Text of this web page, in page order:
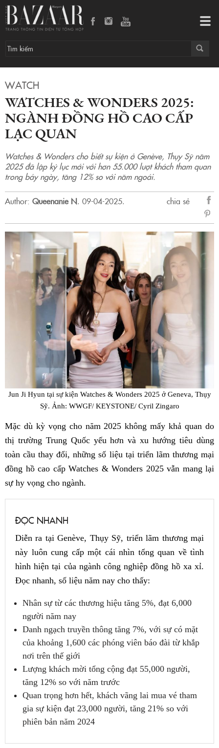
WATCH
WATCHES & WONDERS 2025:
NGÀNH ĐỒNG HỒ CAO CẤP
LẠC QUAN
Watches & Wonders cho biết sự kiện ở Genève, Thụy Sỹ năm
2025 đã lập kỷ lục mới với hơn 55.000 lượt khách tham quan
trong bảy ngày, tăng 12% so với năm ngoái.
Author: Queenanie N. 09-04-2025.
chia sẻ
sẻ
Jun Ji Hyun tại sự kiện Watches & Wonders 2025 ở Geneva, Thụy
Sỹ. Ảnh: WWGF/ KEYSTONE/ Cyril Zingaro
Mặc dù kỳ vọng cho năm 2025 không mấy khả quan do
thị trường Trung Quốc yếu hơn và xu hướng tiêu dùng
toàn cầu thay đổi, những số liệu tại triển lãm thương mại
đồng hồ cao cấp Watches & Wonders 2025 vẫn mang lại
sự hy vọng cho ngành.
ĐỌC NHANH
Diễn ra tại Genève, Thụy Sỹ, triển lãm thương mại
này luôn cung cấp một cái nhìn tổng quan về tình
hình hiện tại của ngành công nghiệp đồng hồ xa xỉ.
Đọc nhanh, số liệu năm nay cho thấy:
Nhân sự từ các thương hiệu tăng 5%, đạt 6,000
người năm nay
Danh ngạch truyền thông tăng 7%, với sự có mặt
của khoảng 1,600 các phóng viên báo đài từ khắp
nơi trên thế giới
Lượng khách mời tổng cộng đạt 55,000 người,
tăng 12% so với năm trước
Quan trọng hơn hết, khách vãng lai mua vé tham
gia sự kiện đạt 23,000 người, tăng 21% so với
phiên bản năm 2024